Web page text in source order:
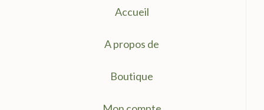
Accueil
A propos de
Boutique